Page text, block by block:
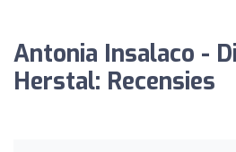
Antonia Insalaco -
Herstal: Recensies